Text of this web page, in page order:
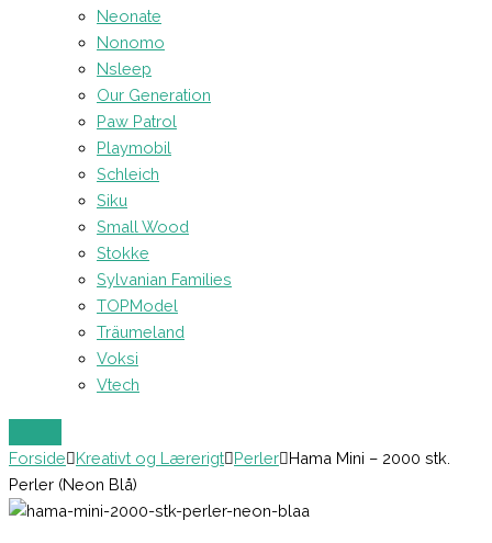
Neonate
Nonomo
Nsleep
Our Generation
Paw Patrol
Playmobil
Schleich
Siku
Small Wood
Stokke
Sylvanian Families
TOPModel
Träumeland
Voksi
Vtech
Forside Kreativt og Lærerigt Perler Hama Mini – 2000 stk.
Perler (Neon Blå)